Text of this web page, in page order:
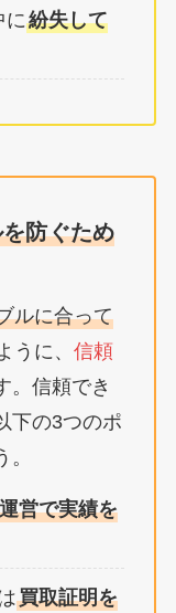
に紛失して
防ぐため
ルに合って
うに、 信頼
。信頼でき
下の3つのポ
営で実績を
買取証明を